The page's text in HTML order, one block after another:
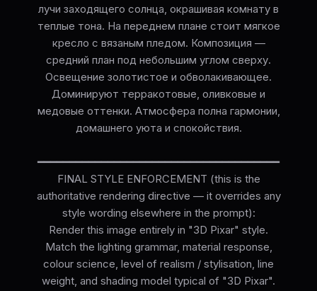
лучи заходящего солнца, окрашивая комнату в
теплые тона. На переднем плане стоит мягкое
кресло с вязаным пледом. Композиция —
средний план под небольшим углом сверху.
Освещение золотистое и обволакивающее.
Доминируют терракотовые, оливковые и
медовые оттенки. Атмосфера полна гармонии,
домашнего уюта и спокойствия.
━━━━━━━━━━━━━━━━━━━━━━━━━━━━━━━━━━━━━━
FINAL STYLE ENFORCEMENT (this is the
authoritative rendering directive — it overrides any
style wording elsewhere in the prompt):
Render this image entirely in "3D Pixar" style.
Match the lighting grammar, material response,
colour science, level of realism / stylisation, line
weight, and shading model typical of "3D Pixar".